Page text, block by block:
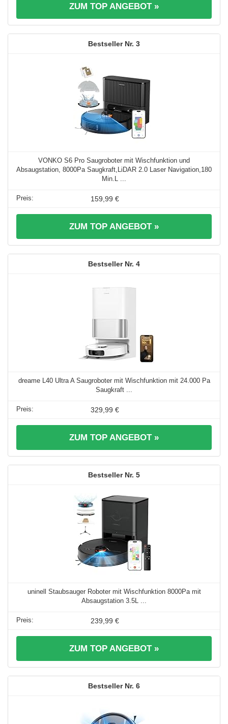
ZUM TOP ANGEBOT »
3
VONKO S6 Pro Saugroboter mit Wischfunktion und
Absaugstation, 8000Pa Saugkraft,LiDAR 2.0 Laser Navigation,180
Min.L ...
159,99 €
ZUM TOP ANGEBOT »
4
dreame L40 Ultra A Saugroboter mit Wischfunktion mit 24.000 Pa
Saugkraft ...
329,99 €
ZUM TOP ANGEBOT »
5
uninell Staubsauger Roboter mit Wischfunktion 8000Pa mit
Absaugstation 3.5L ...
239,99 €
ZUM TOP ANGEBOT »
6